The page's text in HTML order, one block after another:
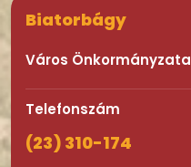
Biatorbágy
Város Önkormányzata
Telefonszám
(23) 310-174